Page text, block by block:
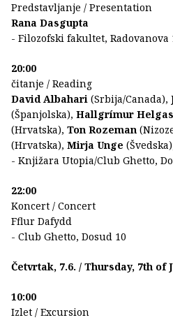
Predstavljanje / Presentation
Rana Dasgupta
- Filozofski fakultet, Radovanova
20:00
čitanje / Reading
David Albahari (Srbija/Canada),
(Španjolska), Hallgrímur
(Hrvatska), Ton Rozeman
(Hrvatska), Mirja Unge
- Knjižara Utopia/Club Ghetto,
22:00
Koncert / Concert
Fflur Dafydd
- Club Ghetto, Dosud 10
Četvrtak, 7.6. / Thursday, 7th of
10:00
Izlet / Excursion